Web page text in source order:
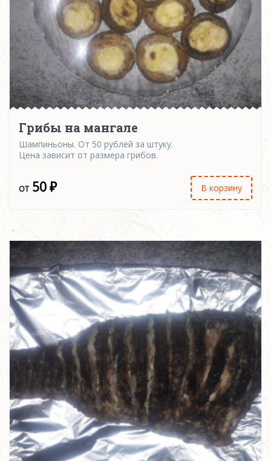
Грибы на мангале
Шампиньоны. От 50 рублей за штуку.
Цена зависит от размера грибов.
50₽ В корзину